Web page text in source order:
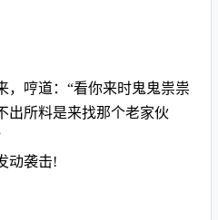
，哼道：“看你来时鬼鬼祟祟
出所料是来找那个老家伙
动袭击!